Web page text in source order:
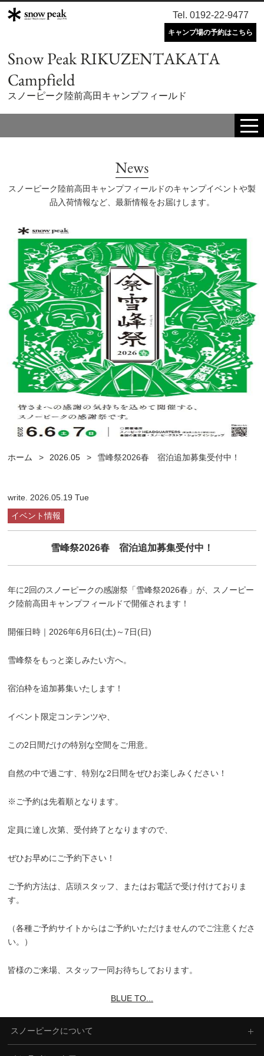
Snow Peak RIKUZENTAKATA
Campfield
スノーピーク陸前高田キャンプフィールド
Tel. 0192-22-9477
キャンプ場の予約はこちら
News
スノーピーク陸前高田キャンプフィールドのキャンプイベントや製
品入荷情報など、最新情報をお届けします。
ホーム 2026.05 雪峰祭2026春 宿泊追加募集受付中！
write. 2026.05.19 Tue
イベント情報
雪峰祭2026春 宿泊追加募集受付中！
年に2回のスノーピークの感謝祭「雪峰祭2026春」が、スノーピー
ク陸前高田キャンプフィールドで開催されます！
開催日時｜2026年6月6日(土)～7日(日)
雪峰祭をもっと楽しみたい方へ。
宿泊枠を追加募集いたします！
イベント限定コンテンツや、
この2日間だけの特別な空間をご用意。
自然の中で過ごす、特別な2日間をぜひお楽しみください！
※ご予約は先着順となります。
定員に達し次第、受付終了となりますので、
ぜひお早めにご予約下さい！
ご予約方法は、店頭スタッフ、またはお電話で受け付けておりま
す。
（各種ご予約サイトからはご予約いただけませんのでご注意くださ
い。）
皆様のご来場、スタッフ一同お待ちしております。
BLUE TO...
スノーピークについて